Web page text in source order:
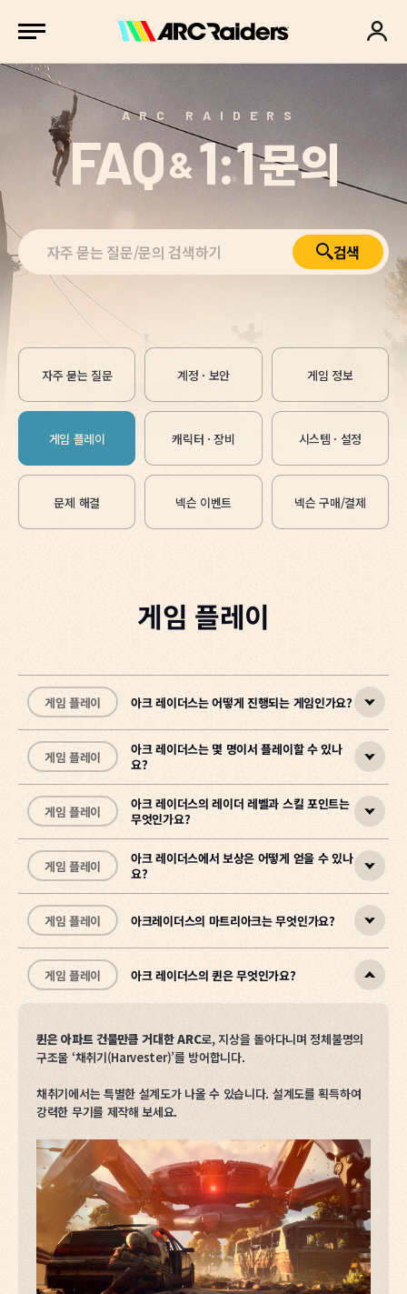
ARC RAIDERS
FAQ&1:1문의
검색
자주 묻는 질문 계정 · 보안 게임 정보
게임 플레이 캐릭터 · 장비 시스템 · 설정
문제 해결 넥슨 이벤트 넥슨 구매/결제
게임 플레이
게임 플레이 아크 레이더스는 어떻게 진행되는 게임인가요?
아크 레이더스는 지상에 올라가 자원을 수집하고, 전리품을 지닌 채 탈
출 지점에 도달해 귀환하는 것이 핵심인 게임입니다.
당신은 지하 도시 스페란자(Speranza)의 레이더로서, 위험이 도사리
는 지상으로 올라가 자원을 수집하고 임무를 수행합니다.
그 과정에서 다른 레이더와 협력하거나 경쟁하며, 정체불명의 기계 세
력 ARC와 맞설 수도 있습니다.
이러한 위험과 보상의 균형 속에서 생존하고 성장하는 과정이 바로
ARC Raiders의 핵심 플레이 경험입니다.
게임 플레이
아크 레이더스는 몇 명이서 플레이할 수 있나
요?
아크 레이더스는혼자 플레이하거나, 최대 3명으로 구성된 스쿼드로
함께 플레이할 수 있습니다.
매치메이킹은 스쿼드는 스쿼드끼리, 솔로는 솔로끼리 우선적으로 매칭
됩니다.
게임 플레이
아크 레이더스의 레이더 레벨과 스킬 포인트는
무엇인가요?
레이더 레벨은 지상에서 다양한 활동으로 경험치(XP)를 모아 올리는
성장 단계이며, 레벨이 오를 때마다 스킬 포인트를 획득합니다.
• 스킬 포인트를 사용해 새로운 스킬과 능력을 배울 수 있습니다.
• 기동성, 잠행, 휴대 용량 등 자신만의 플레이 스타일에 맞춰 능력을
강화할 수 있습니다.
게임 플레이
아크 레이더스에서 보상은 어떻게 얻을 수 있나
요?
게임을 플레이하면서 챌린지를 달성하면평판 점수를 얻고, 이 점수
로레이더 덱의 보상을 잠금 해제할 수 있습니다.
• 지상에서 완료할 수 있는 작은 목표(예: 와스프 5마리 파괴)를 달성
하면 평판 점수가 지급됩니다.
• 레이더 덱은 진행형 보상 시스템으로, 보상을 해금할수록 새로운 단
계가 열립니다.
게임 문의
게임 플레이 아크레이더스의 마트리아크는 무엇인가요?
마트리아크는수많은 위협적인 ARC를 소환하고, 다양한 원거리 공격
을 구사하는 거대 ARC 입니다.
레이더들과 협력하여 마트리아크의 실드를 파괴하고 전설 아이템을 획
득해 보세요.
게임 문의
게임 플레이 아크 레이더스의 퀸은 무엇인가요?
퀸은 아파트 건물만큼 거대한 ARC로, 지상을 돌아다니며 정체불명의
구조물 ‘채취기(Harvester)’를 방어합니다.
채취기에서는 특별한 설계도가 나올 수 있습니다. 설계도를 획득하여
강력한 무기를 제작해 보세요.